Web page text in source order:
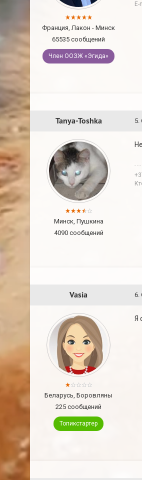
Франция, Лакон - Минск
65535 сообщений
Член ООЗЖ «Эгида»
Tanya-Toshka 5.
Минск, Пушкина
4090 сообщений
Vasia 6.
Беларусь, Боровляны
225 сообщений
Топикстартер
Я